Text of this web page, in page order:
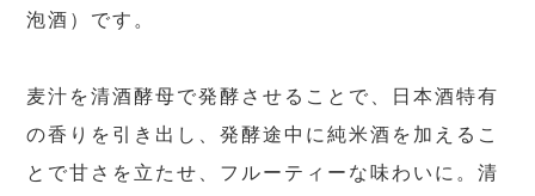
泡酒）です。
麦汁を清酒酵母で発酵させることで、日本酒特有
の香りを引き出し、発酵途中に純米酒を加えるこ
とで甘さを立たせ、フルーティーな味わいに。清